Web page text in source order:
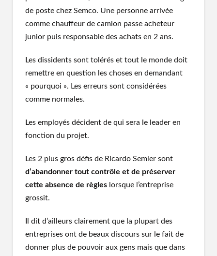
de poste chez Semco. Une personne arrivée
comme chauffeur de camion passe acheteur
junior puis responsable des achats en 2 ans.
Les dissidents sont tolérés et tout le monde doit
remettre en question les choses en demandant
« pourquoi ». Les erreurs sont considérées
comme normales.
Les employés décident de qui sera le leader en
fonction du projet.
Les 2 plus gros défis de Ricardo Semler sont
d’abandonner tout contrôle et de préserver
cette absence de règleslorsque l’entreprise
grossit.
Il dit d’ailleurs clairement que la plupart des
entreprises ont de beaux discours sur le fait de
donner plus de pouvoir aux gens mais que dans